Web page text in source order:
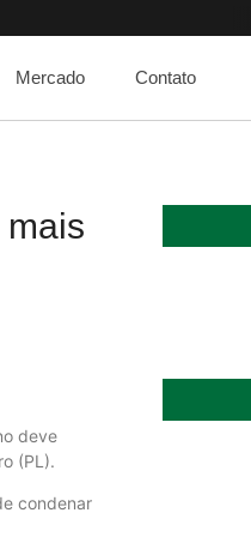
em investimentos
Mercado Contato
deve
(PL).
condenar